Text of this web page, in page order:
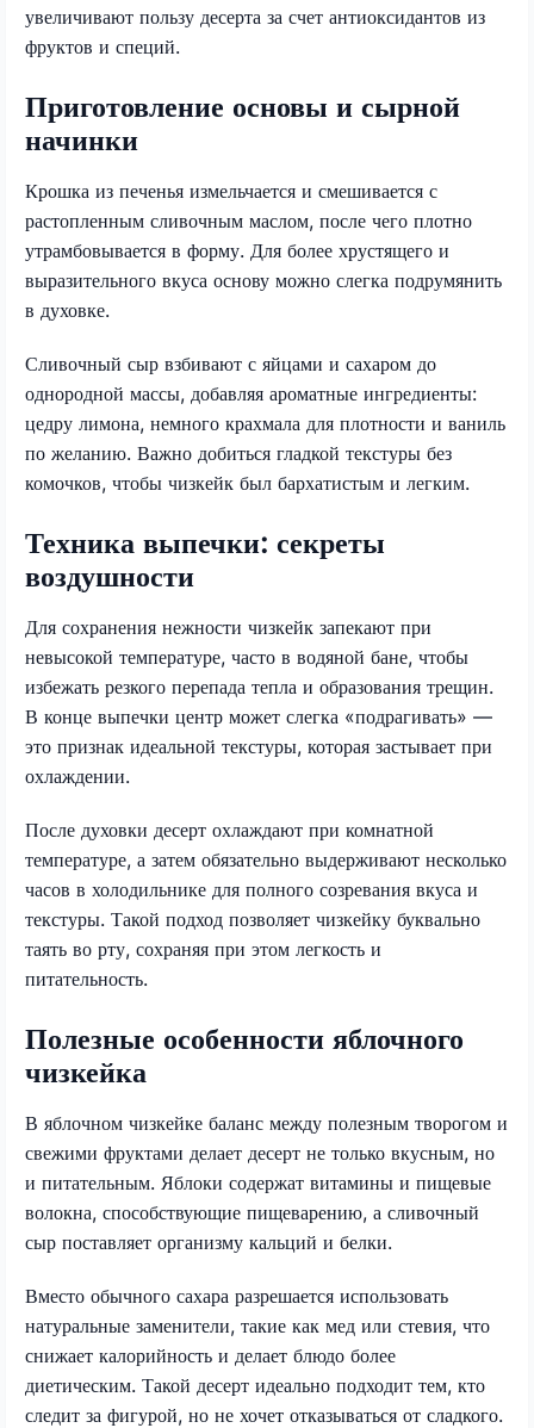
увеличивают пользу десерта за счет антиоксидантов из
фруктов и специй.
Приготовление основы и сырной
начинки
Крошка из печенья измельчается и смешивается с
растопленным сливочным маслом, после чего плотно
утрамбовывается в форму. Для более хрустящего и
выразительного вкуса основу можно слегка подрумянить
в духовке.
Сливочный сыр взбивают с яйцами и сахаром до
однородной массы, добавляя ароматные ингредиенты:
цедру лимона, немного крахмала для плотности и ваниль
по желанию. Важно добиться гладкой текстуры без
комочков, чтобы чизкейк был бархатистым и легким.
Техника выпечки: секреты
воздушности
Для сохранения нежности чизкейк запекают при
невысокой температуре, часто в водяной бане, чтобы
избежать резкого перепада тепла и образования трещин.
В конце выпечки центр может слегка «подрагивать» —
это признак идеальной текстуры, которая застывает при
охлаждении.
После духовки десерт охлаждают при комнатной
температуре, а затем обязательно выдерживают несколько
часов в холодильнике для полного созревания вкуса и
текстуры. Такой подход позволяет чизкейку буквально
таять во рту, сохраняя при этом легкость и
питательность.
Полезные особенности яблочного
чизкейка
В яблочном чизкейке баланс между полезным творогом и
свежими фруктами делает десерт не только вкусным, но
и питательным. Яблоки содержат витамины и пищевые
волокна, способствующие пищеварению, а сливочный
сыр поставляет организму кальций и белки.
Вместо обычного сахара разрешается использовать
натуральные заменители, такие как мед или стевия, что
снижает калорийность и делает блюдо более
диетическим. Такой десерт идеально подходит тем, кто
следит за фигурой, но не хочет отказываться от сладкого.